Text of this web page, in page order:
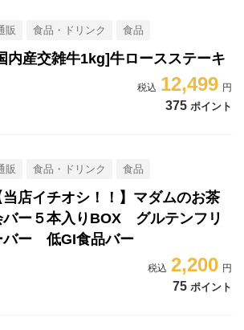
販 食品・ドリンク 食品
内産交雑牛1kg]牛ロースステーキ
12,499
375 ポイント
販 食品・ドリンク 食品
当店イチオシ！！】マダムのお茶
バー５本入りBOX グルテンフリ
バー 低GI食品バー
2,200
75 ポイント